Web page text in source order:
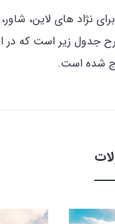
نژاد های لاین،
جدول زیر است که در
شده است.